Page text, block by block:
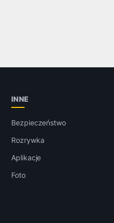
INNE
Bezpieczeństwo
Rozrywka
Aplikacje
Foto